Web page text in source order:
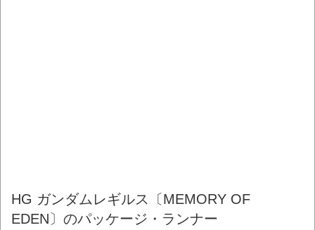
HG ガンダムレギルス〔MEMORY OF
EDEN〕のパッケージ・ランナー